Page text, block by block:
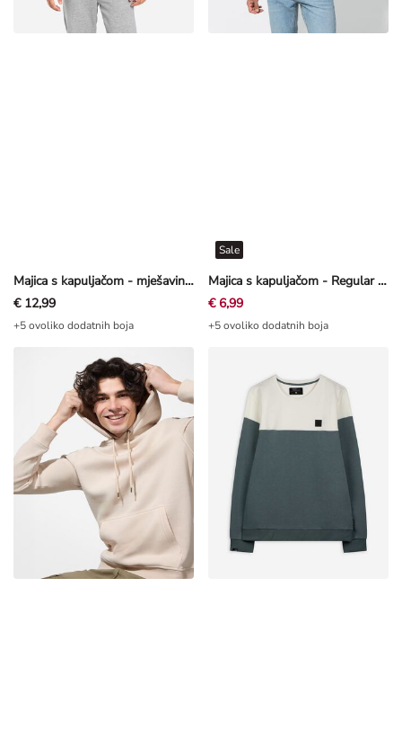
Majica s kapuljačom - mješavina pamuka - Tamnoplava
€ 12,99
+5 ovoliko dodatnih boja
Majica s kapuljačom - Regular Fit - Limeta
Sale
€ 6,99
+5 ovoliko dodatnih boja